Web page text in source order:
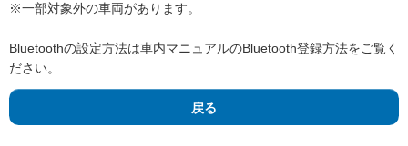
※一部対象外の車両があります。
Bluetoothの設定方法は車内マニュアルのBluetooth登録方法をご覧く
ださい。
戻る